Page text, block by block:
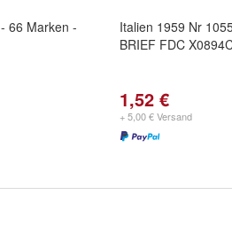
66 Marken -
Italien 1959 Nr
BRIEF FDC
1,52 €
+ 5,00 € Versand